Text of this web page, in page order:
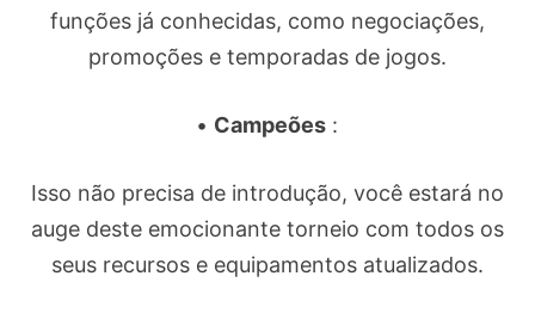
funções já conhecidas, como negociações,
promoções e temporadas de jogos.
• Campeões :
Isso não precisa de introdução, você estará no
auge deste emocionante torneio com todos os
seus recursos e equipamentos atualizados.